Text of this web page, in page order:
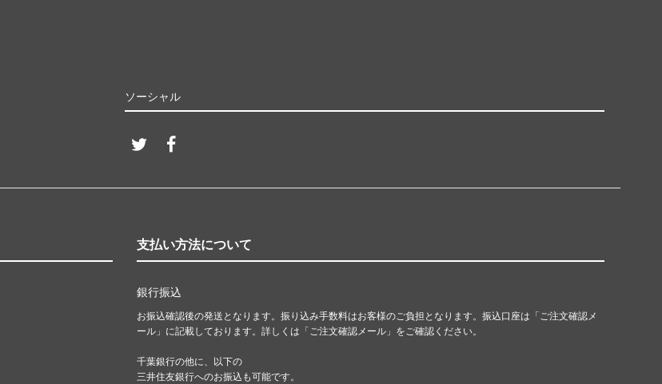
ソーシャル
支払い方法について
銀行振込
お振込確認後の発送となります。振り込み手数料はお客様のご負担となります。振込口座は「ご注文確認メ
ール」に記載しております。詳しくは「ご注文確認メール」をご確認ください。
千葉銀行の他に、以下の
三井住友銀行へのお振込も可能です。